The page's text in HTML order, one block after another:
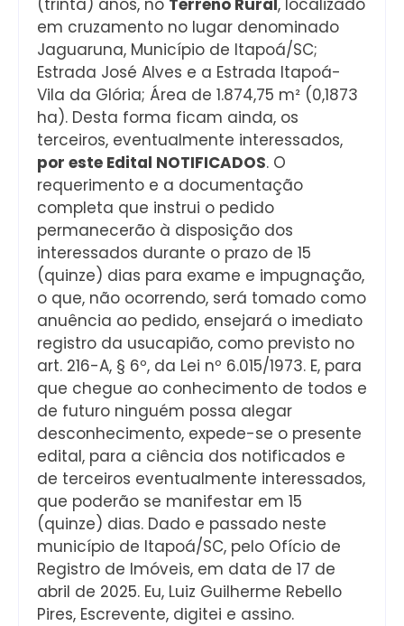
em cruzamento no lugar denominado
Jaguaruna, Município de Itapoá/SC;
Estrada José Alves e a Estrada Itapoá-
Vila da Glória; Área de 1.874,75 m² (0,1873
ha). Desta forma ficam ainda, os
terceiros, eventualmente interessados,
por este Edital NOTIFICADOS. O
requerimento e a documentação
completa que instrui o pedido
permanecerão à disposição dos
interessados durante o prazo de 15
(quinze) dias para exame e impugnação,
o que, não ocorrendo, será tomado como
anuência ao pedido, ensejará o imediato
registro da usucapião, como previsto no
art. 216-A, § 6º, da Lei nº 6.015/1973. E, para
que chegue ao conhecimento de todos e
de futuro ninguém possa alegar
desconhecimento, expede-se o presente
edital, para a ciência dos notificados e
de terceiros eventualmente interessados,
que poderão se manifestar em 15
(quinze) dias. Dado e passado neste
município de Itapoá/SC, pelo Ofício de
Registro de Imóveis, em data de 17 de
abril de 2025. Eu, Luiz Guilherme Rebello
Pires, Escrevente, digitei e assino.